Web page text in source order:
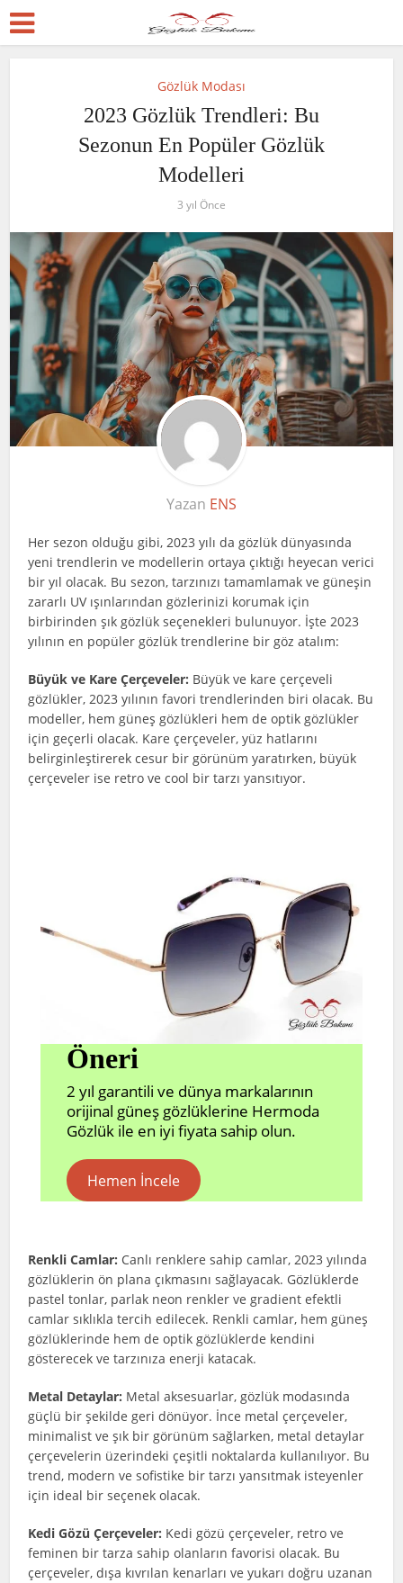
Gözlük Modası
2023 Gözlük Trendleri: Bu
Sezonun En Popüler Gözlük
Modelleri
3 yıl Önce
Yazan ENS
Her sezon olduğu gibi, 2023 yılı da gözlük dünyasında
yeni trendlerin ve modellerin ortaya çıktığı heyecan verici
bir yıl olacak. Bu sezon, tarzınızı tamamlamak ve güneşin
zararlı UV ışınlarından gözlerinizi korumak için
birbirinden şık gözlük seçenekleri bulunuyor. İşte 2023
yılının en popüler gözlük trendlerine bir göz atalım:
Büyük ve Kare Çerçeveler: Büyük ve kare çerçeveli
gözlükler, 2023 yılının favori trendlerinden biri olacak. Bu
modeller, hem güneş gözlükleri hem de optik gözlükler
için geçerli olacak. Kare çerçeveler, yüz hatlarını
belirginleştirerek cesur bir görünüm yaratırken, büyük
çerçeveler ise retro ve cool bir tarzı yansıtıyor.
Öneri
2 yıl garantili ve dünya markalarının
orijinal güneş gözlüklerine Hermoda
Gözlük ile en iyi fiyata sahip olun.
Hemen İncele
Renkli Camlar: Canlı renklere sahip camlar, 2023 yılında
gözlüklerin ön plana çıkmasını sağlayacak. Gözlüklerde
pastel tonlar, parlak neon renkler ve gradient efektli
camlar sıklıkla tercih edilecek. Renkli camlar, hem güneş
gözlüklerinde hem de optik gözlüklerde kendini
gösterecek ve tarzınıza enerji katacak.
Metal Detaylar: Metal aksesuarlar, gözlük modasında
güçlü bir şekilde geri dönüyor. İnce metal çerçeveler,
minimalist ve şık bir görünüm sağlarken, metal detaylar
çerçevelerin üzerindeki çeşitli noktalarda kullanılıyor. Bu
trend, modern ve sofistike bir tarzı yansıtmak isteyenler
için ideal bir seçenek olacak.
Kedi Gözü Çerçeveler: Kedi gözü çerçeveler, retro ve
feminen bir tarza sahip olanların favorisi olacak. Bu
çerçeveler, dışa kıvrılan kenarları ve yukarı doğru uzanan